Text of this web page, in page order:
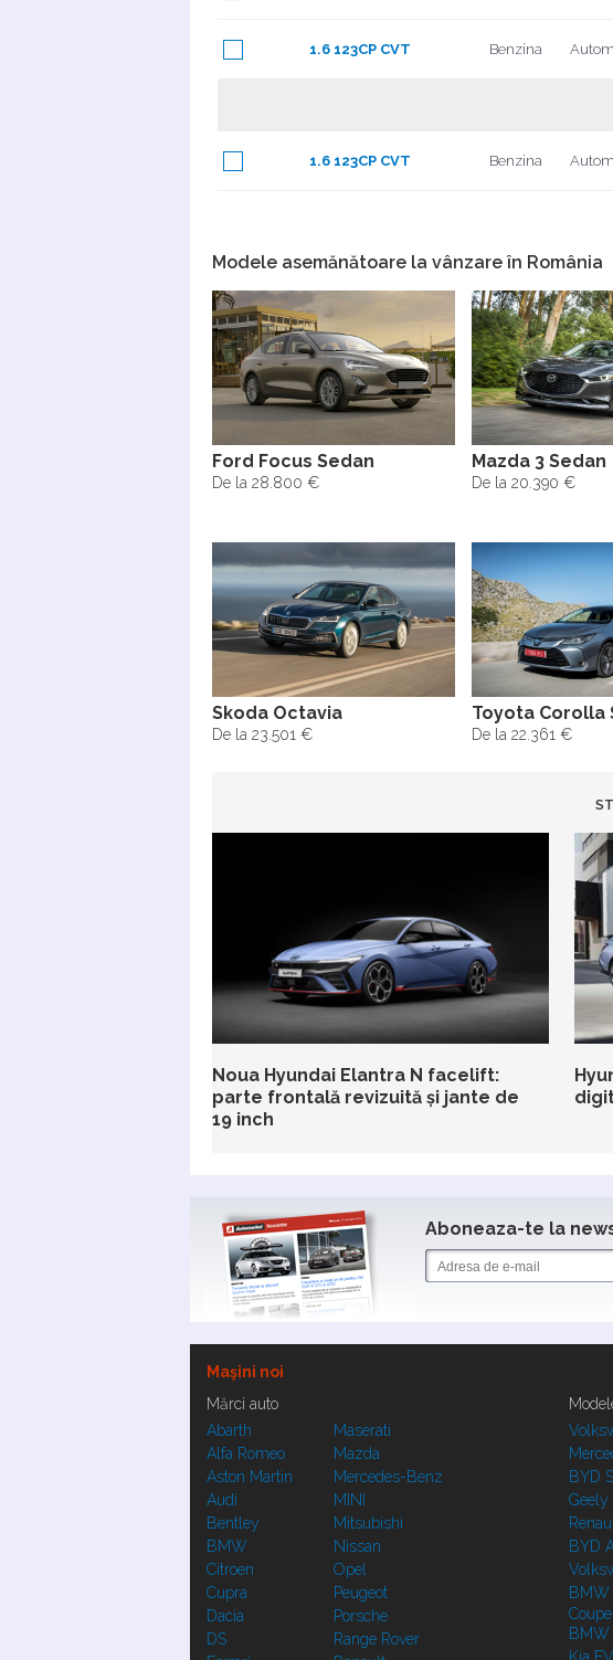
1.6 123CP CVT Benzina
1.6 123CP CVT Benzina
Modele asemănătoare la vânzare în România
Ford Focus Sedan
De la 28.800 €
Mazda 3 Sedan
De la 20.390 €
Skoda Octavia
De la 23.501 €
Toyota Corolla
De la 22.361 €
Noua Hyundai Elantra N facelift:
parte frontală revizuită și jante de
19 inch
Aboneaza-te la
Maşini noi
Mărci auto
Abarth
Alfa Romeo
Aston Martin
Audi
Bentley
BMW
Citroen
Cupra
Dacia
DS
Maserati
Mazda
Mercedes-Benz
MINI
Mitsubishi
Nissan
Opel
Peugeot
Porsche
Range Rover
BYD
Geely
BYD
BMW
Coupe
BMW